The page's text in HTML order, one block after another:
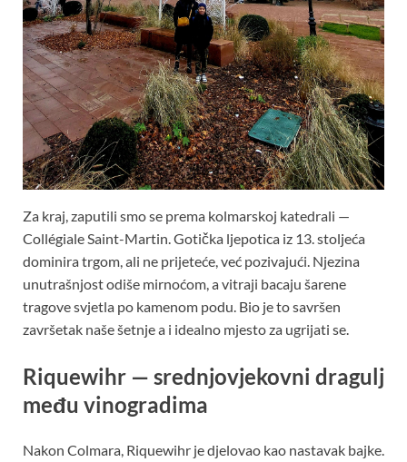
Za kraj, zaputili smo se prema kolmarskoj katedrali —
Collégiale Saint-Martin. Gotička ljepotica iz 13. stoljeća
dominira trgom, ali ne prijeteće, već pozivajući. Njezina
unutrašnjost odiše mirnoćom, a vitraji bacaju šarene
tragove svjetla po kamenom podu. Bio je to savršen
završetak naše šetnje a i idealno mjesto za ugrijati se.
Riquewihr — srednjovjekovni dragulj
među vinogradima
Nakon Colmara, Riquewihr je djelovao kao nastavak bajke.